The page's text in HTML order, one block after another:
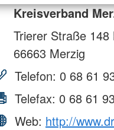
Kreisverband
Trierer Straße 148
66663 Merzig
Telefon: 0 68 61
Telefax: 0 68 61
Web: http://